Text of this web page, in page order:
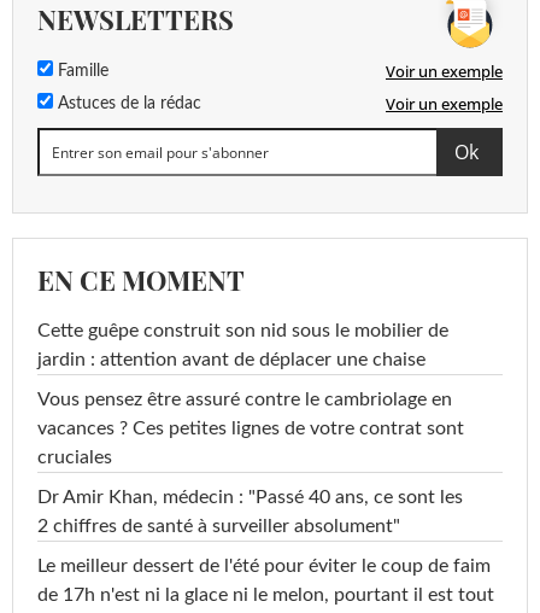
NEWSLETTERS
Famille Voir un exemple
Astuces de la rédac Voir un exemple
EN CE MOMENT
Cette guêpe construit son nid sous le mobilier de
jardin : attention avant de déplacer une chaise
Vous pensez être assuré contre le cambriolage en
vacances ? Ces petites lignes de votre contrat sont
cruciales
Dr Amir Khan, médecin : "Passé 40 ans, ce sont les
2 chiffres de santé à surveiller absolument"
Le meilleur dessert de l'été pour éviter le coup de faim
de 17h n'est ni la glace ni le melon, pourtant il est tout